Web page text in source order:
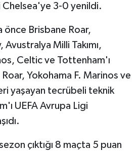
3-0 yenildi.
önce Brisbane Roar,
Milli Takımı,
Celtic ve Tottenham'ı
Roar, Yokohama F. Marinos ve
yaşayan tecrübeli teknik
UEFA Avrupa Ligi
çıktığı 8 maçta 5 puan